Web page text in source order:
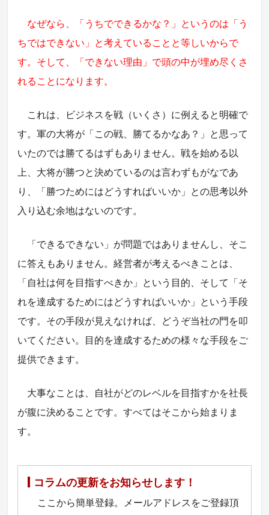
なぜなら、「うちでできるかな？」というのは「う
ちではできない」と考えていることと等しいからで
す。そして、「できない理由」で頭の中が埋め尽くさ
れることになります。
これは、ビジネスを戦（いくさ）に例えると明確で
す。軍の大将が「この戦、勝てるかなあ？」と思って
いたのでは勝てるはずもありません。戦を始める以
上、大将が勝つと決めているのは言わずもがなであ
り、「勝つためにはどうすればいいか」との思考以外
入り込む余地はないのです。
「できるできない」が問題ではありませんし、そこ
に答えもありません。経営者が考えるべきことは、
「自社は何を目指すべきか」という目的、そして「そ
れを達成するためにはどうすればいいか」という手段
です。その手段が見えなければ、どうぞ当社の門を叩
いてください。目的を達成するための様々な手段をご
提供できます。
大事なことは、自社がどのレベルを目指すかを社長
が腹に決めることです。すべてはそこから始まりま
す。
コラムの更新をお知らせします！
ここから簡単登録。メールアドレスをご登録頂